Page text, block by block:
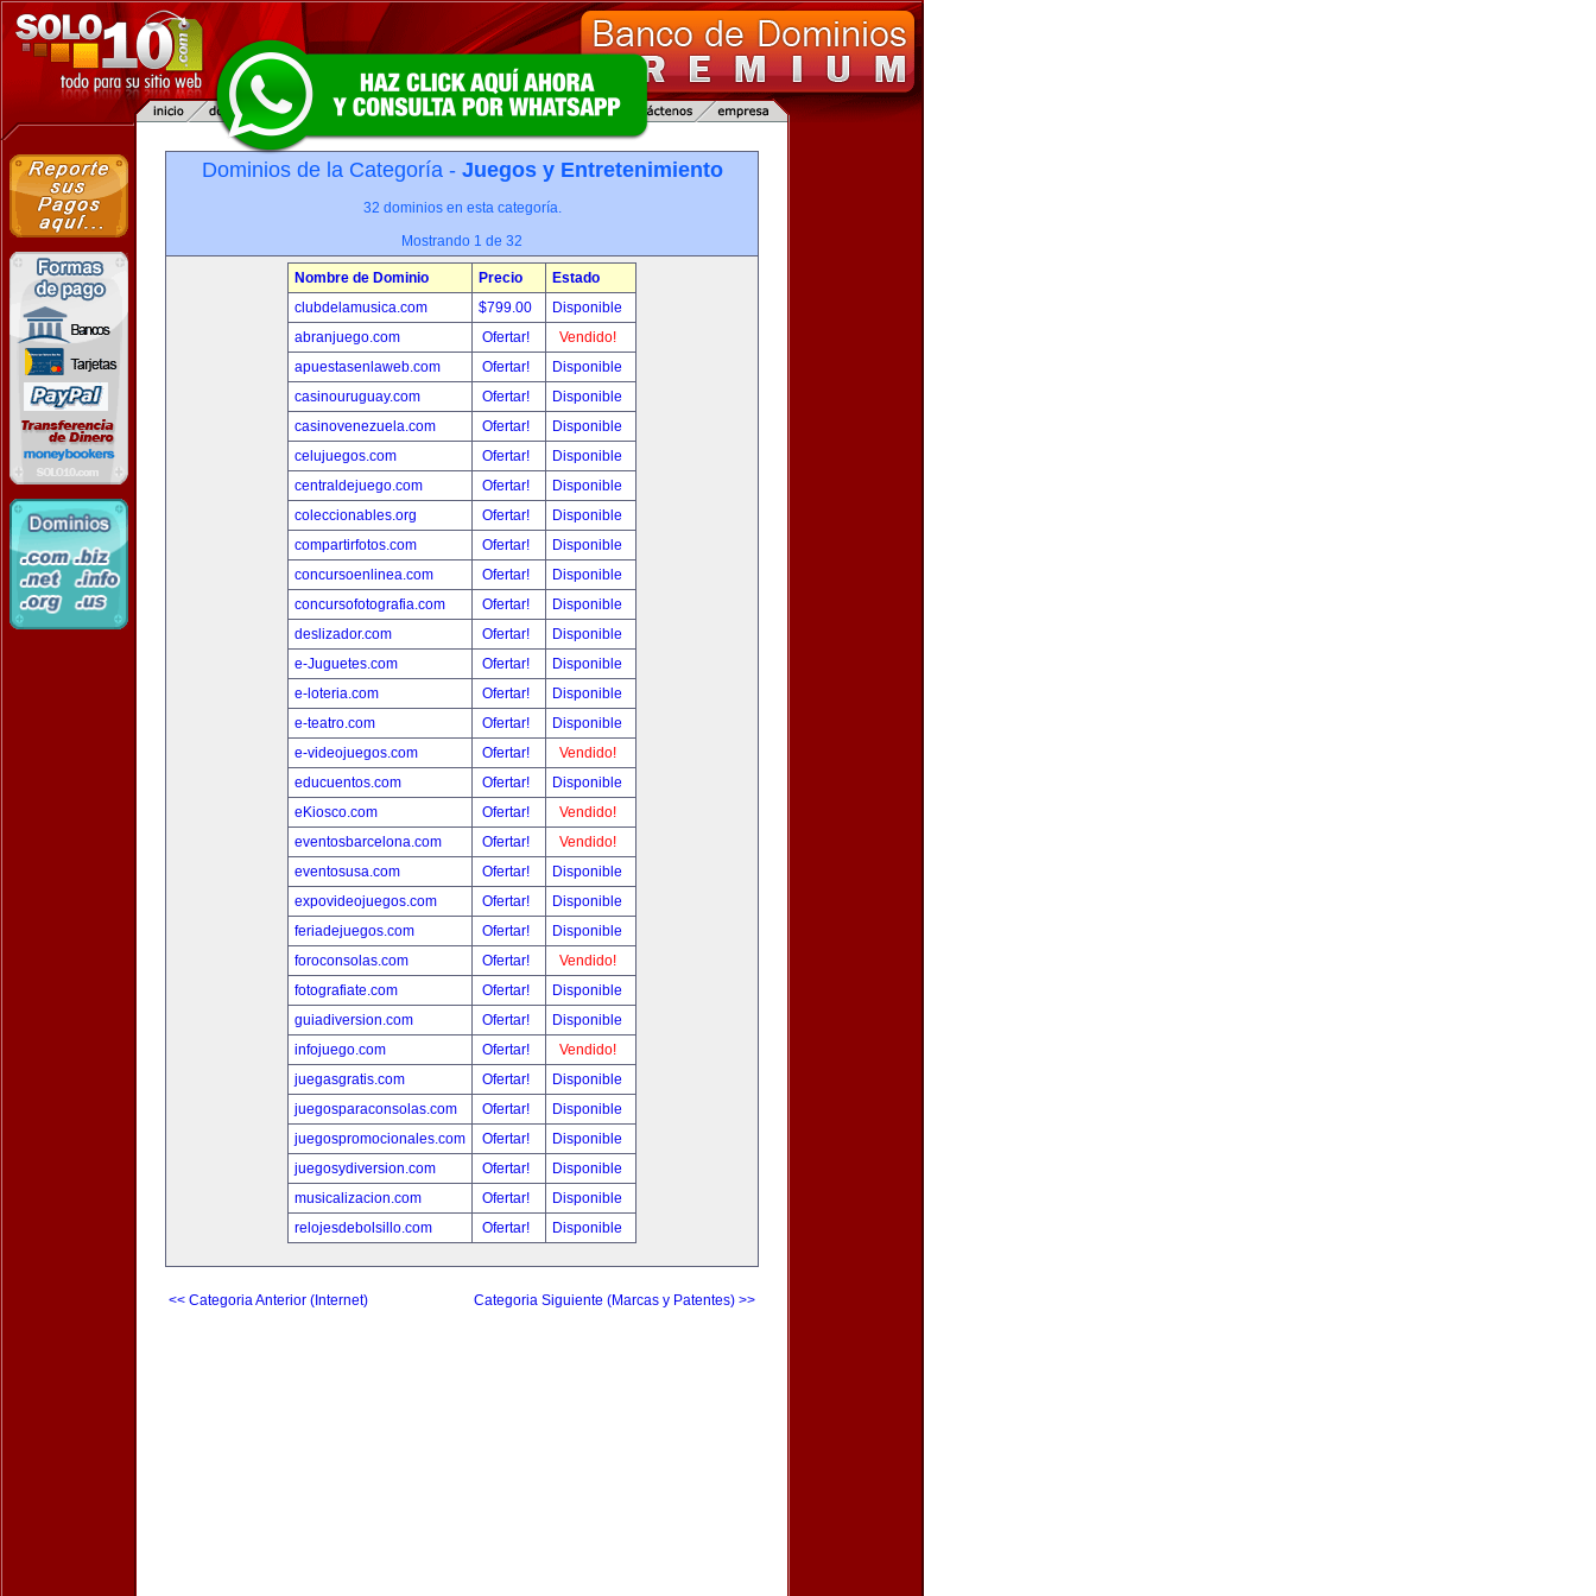
Dominios de la Categoría - Juegos y Entretenimiento
32 dominios en esta categoría.
Mostrando 1 de 32
Nombre de Dominio Precio
Estado
clubdelamusica.com
$799.00
Disponible
abranjuego.com
Ofertar!
Vendido!
apuestasenlaweb.com
Ofertar!
Disponible
casinouruguay.com
Ofertar!
Disponible
casinovenezuela.com
Ofertar!
Disponible
celujuegos.com
Ofertar!
Disponible
centraldejuego.com
Ofertar!
Disponible
coleccionables.org
Ofertar!
Disponible
compartirfotos.com
Ofertar!
Disponible
concursoenlinea.com
Ofertar!
Disponible
concursofotografia.com
Ofertar!
Disponible
deslizador.com
Ofertar!
Disponible
e-Juguetes.com
Ofertar!
Disponible
e-loteria.com
Ofertar!
Disponible
e-teatro.com
Ofertar!
Disponible
e-videojuegos.com
Ofertar!
Vendido!
educuentos.com
Ofertar!
Disponible
eKiosco.com
Ofertar!
Vendido!
eventosbarcelona.com
Ofertar!
Vendido!
eventosusa.com
Ofertar!
Disponible
expovideojuegos.com
Ofertar!
Disponible
feriadejuegos.com
Ofertar!
Disponible
foroconsolas.com
Ofertar!
Vendido!
fotografiate.com
Ofertar!
Disponible
guiadiversion.com
Ofertar!
Disponible
infojuego.com
Ofertar!
Vendido!
juegasgratis.com
Ofertar!
Disponible
juegosparaconsolas.com
Ofertar!
Disponible
juegospromocionales.com
Ofertar!
Disponible
juegosydiversion.com
Ofertar!
Disponible
musicalizacion.com
Ofertar!
Disponible
relojesdebolsillo.com
Ofertar! Disponible
<< Categoria Anterior (Internet) Categoria Siguiente (Marcas y Patentes) >>